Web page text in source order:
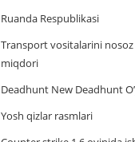
Ruanda Respublikasi
Trаnsport vositаlаrini
miqdori
Deadhunt New Deadhunt
Yosh qizlar rasmlari